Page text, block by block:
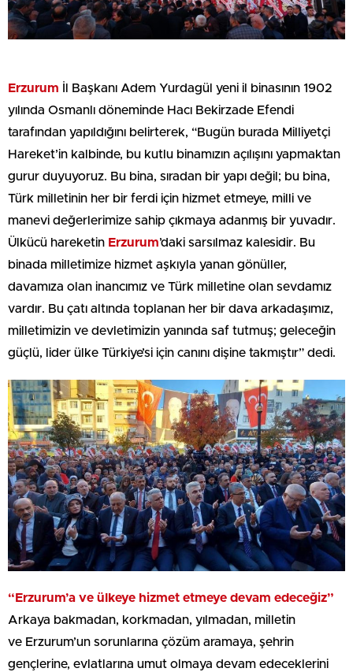
Erzurum İl Başkanı Adem Yurdagül yeni il binasının 1902
yılında Osmanlı döneminde Hacı Bekirzade Efendi
tarafından yapıldığını belirterek, “Bugün burada Milliyetçi
Hareket’in kalbinde, bu kutlu binamızın açılışını yapmaktan
gurur duyuyoruz. Bu bina, sıradan bir yapı değil; bu bina,
Türk milletinin her bir ferdi için hizmet etmeye, milli ve
manevi değerlerimize sahip çıkmaya adanmış bir yuvadır.
Ülkücü hareketin Erzurum’daki sarsılmaz kalesidir. Bu
binada milletimize hizmet aşkıyla yanan gönüller,
davamıza olan inancımız ve Türk milletine olan sevdamız
vardır. Bu çatı altında toplanan her bir dava arkadaşımız,
milletimizin ve devletimizin yanında saf tutmuş; geleceğin
güçlü, lider ülke Türkiye’si için canını dişine takmıştır” dedi.
“Erzurum’a ve ülkeye hizmet etmeye devam edeceğiz”
Arkaya bakmadan, korkmadan, yılmadan, milletin
ve Erzurum’un sorunlarına çözüm aramaya, şehrin
gençlerine, evlatlarına umut olmaya devam edeceklerini